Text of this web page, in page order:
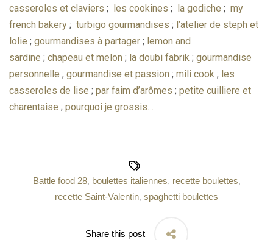
casseroles et claviers ; les cookines ; la godiche ; my
french bakery ; turbigo gourmandises ; l’atelier de steph et
lolie ; gourmandises à partager ; lemon and
sardine ; chapeau et melon ; la doubi fabrik ; gourmandise
personnelle ; gourmandise et passion ; mili cook ; les
casseroles de lise ; par faim d’arômes ; petite cuilliere et
charentaise ; pourquoi je grossis…
Battle food 28, boulettes italiennes, recette boulettes,
recette Saint-Valentin, spaghetti boulettes
Share this post